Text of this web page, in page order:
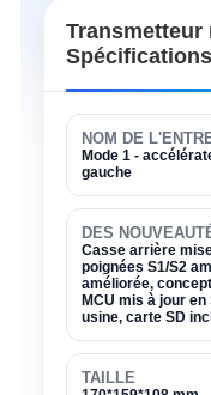
Transmetteur
Spécifications
NOM DE
Mode 1 -
gauche
DES
Casse arrière
poignées S1/S2
améliorée,
MCU mis à jour
usine, carte SD
TAILLE